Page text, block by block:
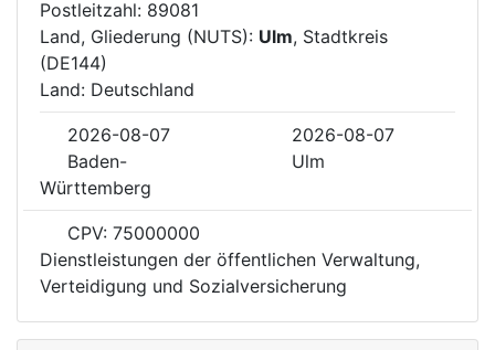
Postleitzahl: 89081
Land, Gliederung (NUTS): Ulm, Stadtkreis
(DE144)
Land: Deutschland
2026-08-07
2026-08-07
Baden-
Württemberg
Ulm
CPV: 75000000
Dienstleistungen der öffentlichen Verwaltung,
Verteidigung und Sozialversicherung